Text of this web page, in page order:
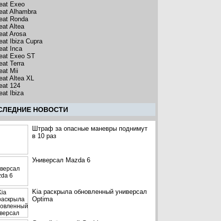
Exeo
Alhambra
Ronda
Altea
Arosa
Ibiza Cupra
Inca
Exeo ST
Terra
Mii
Altea XL
124
Ibiza
НОВОСТИ
Штраф за опасные маневры поднимут
в 10 раз
Универсал Mazda 6
Kia раскрыла обновленный универсал
Optima